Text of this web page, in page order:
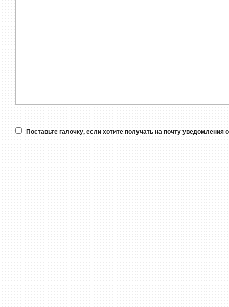
Поставьте галочку, если хотите получать на почту